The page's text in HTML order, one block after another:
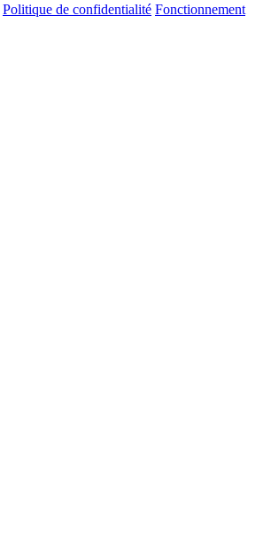
Politique de confidentialité Fonctionnement